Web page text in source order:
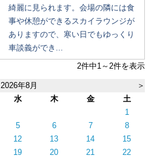
綺麗に見られます。会場の隣には食
事や休憩ができるスカイラウンジが
ありますので、寒い日でもゆっくり
車談義ができ...
2件中1～2件を表示
2026年8月
＞
水 木 金
土
1
5 6 7
8
12 13 14
15
19 20 21 22